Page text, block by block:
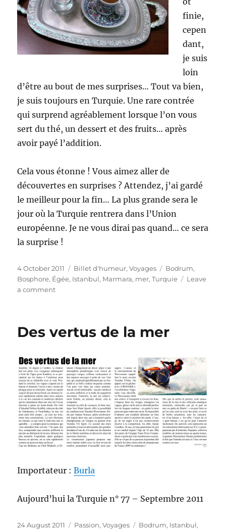
finie,
cepen
dant,
je suis
loin
d’être au bout de mes surprises… Tout va bien,
je suis toujours en Turquie. Une rare contrée
qui surprend agréablement lorsque l’on vous
sert du thé, un dessert et des fruits… après
avoir payé l’addition.
Cela vous étonne ! Vous aimez aller de
découvertes en surprises ? Attendez, j’ai gardé
le meilleur pour la fin… La plus grande sera le
jour où la Turquie rentrera dans l’Union
européenne. Je ne vous dirai pas quand… ce sera
la surprise !
Posted
on
4 October 2011 Categories
Billet d'humeur,Voyages Tags
Bodrum,
Bosphore, Égée, Istanbul, Marmara, mer,Turquie
Leave
a commenton
la
Des vertus de la mer
Importateur :Burla
Aujourd’hui la Turquie n° 77 – Septembre 2011
Posted
24 August 2011 Categories
Passion,Voyages Tags
Bodrum, Istanbul,